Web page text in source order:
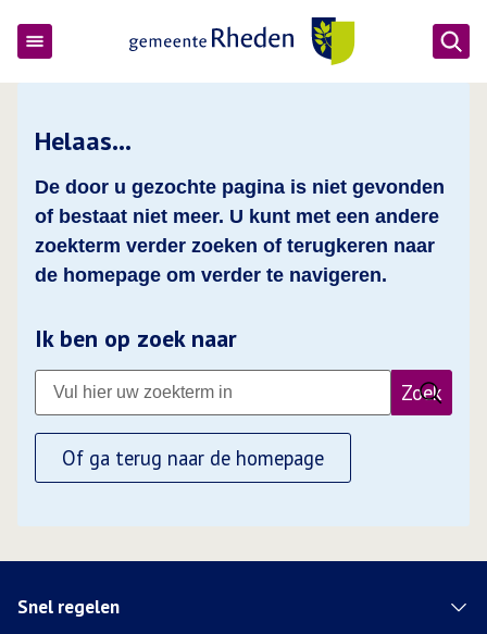
Helaas…
De door u gezochte pagina is niet gevonden
of bestaat niet meer. U kunt met een andere
zoekterm verder zoeken of terugkeren naar
de homepage om verder te navigeren.
Ik ben op zoek naar
Zoek
Of ga terug naar de homepage
Snel regelen